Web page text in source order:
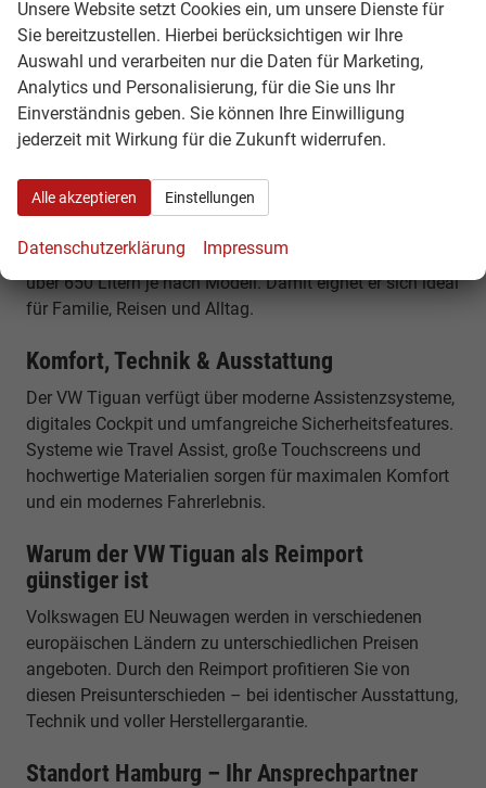
Plug-in-Hybrid mit elektrischer Reichweite und hoher
Effizienz im Alltag.
VW Tiguan 4MOTION
Allradversion für bessere Traktion und Sicherheit bei
allen Straßenverhältnissen.
Platzangebot & Alltagstauglichkeit
5 Personen sowie ein flexibles Kofferraumvolumen von
über 650 Litern je nach Modell. Damit eignet er sich ideal
für Familie, Reisen und Alltag.
Komfort, Technik & Ausstattung
Der VW Tiguan verfügt über moderne Assistenzsysteme,
digitales Cockpit und umfangreiche Sicherheitsfeatures.
Systeme wie Travel Assist, große Touchscreens und
hochwertige Materialien sorgen für maximalen Komfort
und ein modernes Fahrerlebnis.
Warum der VW Tiguan als Reimport
günstiger ist
Volkswagen EU Neuwagen werden in verschiedenen
europäischen Ländern zu unterschiedlichen Preisen
angeboten. Durch den Reimport profitieren Sie von
diesen Preisunterschieden – bei identischer Ausstattung,
Technik und voller Herstellergarantie.
Standort Hamburg – Ihr Ansprechpartner
Unsere Website setzt Cookies ein, um unsere Dienste für
Sie bereitzustellen. Hierbei berücksichtigen wir Ihre
Auswahl und verarbeiten nur die Daten für Marketing,
Analytics und Personalisierung, für die Sie uns Ihr
Einverständnis geben. Sie können Ihre Einwilligung
jederzeit mit Wirkung für die Zukunft widerrufen.
Alle akzeptieren Einstellungen
Datenschutzerklärung Impressum